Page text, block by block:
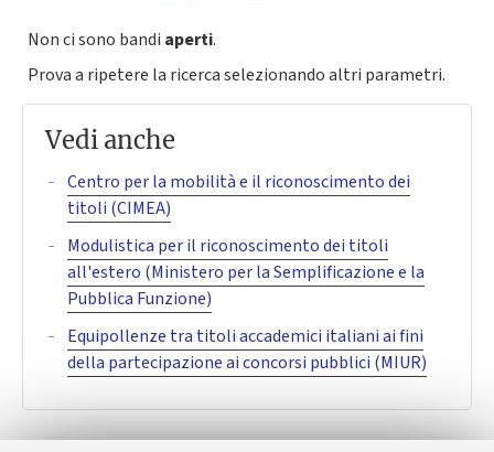
Non ci sono bandi aperti.
Prova a ripetere la ricerca selezionando altri parametri.
Vedi anche
Centro per la mobilità e il riconoscimento dei
titoli (CIMEA)
Modulistica per il riconoscimento dei titoli
all'estero (Ministero per la Semplificazione e la
Pubblica Funzione)
Equipollenze tra titoli accademici italiani ai fini
della partecipazione ai concorsi pubblici (MIUR)